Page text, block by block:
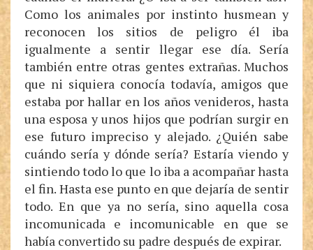
Como los animales por instinto husmean y
reconocen los sitios de peligro él iba
igualmente a sentir llegar ese día. Sería
también entre otras gentes extrañas. Muchos
que ni siquiera conocía todavía, amigos que
estaba por hallar en los años venideros, hasta
una esposa y unos hijos que podrían surgir en
ese futuro impreciso y alejado. ¿Quién sabe
cuándo sería y dónde sería? Estaría viendo y
sintiendo todo lo que lo iba a acompañar hasta
el fin. Hasta ese punto en que dejaría de sentir
todo. En que ya no sería, sino aquella cosa
incomunicada e incomunicable en que se
había convertido su padre después de expirar.